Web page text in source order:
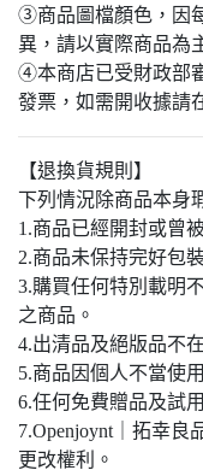
③商品圖檔顏色，因
異，請以實際商品為
④本商店已受財政部
發票，如需開收據請
【退換貨規則】
下列情況除商品本身
1.商品已經開封或曾
2.商品未保持完好包
3.購買任何特別載明
之商品。
4.出清品及絕版品不
5.商品因個人不當使
6.任何免費贈品及試
7.Openjoynt｜拓幸良
更改權利。